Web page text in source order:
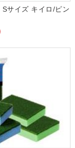
サイズ キイロ/ピン